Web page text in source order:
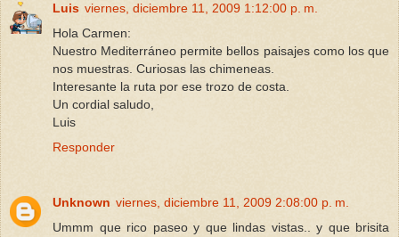
Luis viernes, diciembre 11, 2009 1:12:00 p. m.
Hola Carmen:
Nuestro Mediterráneo permite bellos paisajes como los que
nos muestras. Curiosas las chimeneas.
Interesante la ruta por ese trozo de costa.
Un cordial saludo,
Luis
Responder
Unknown viernes, diciembre 11, 2009 2:08:00 p. m.
Ummm que rico paseo y que lindas vistas.. y que brisita